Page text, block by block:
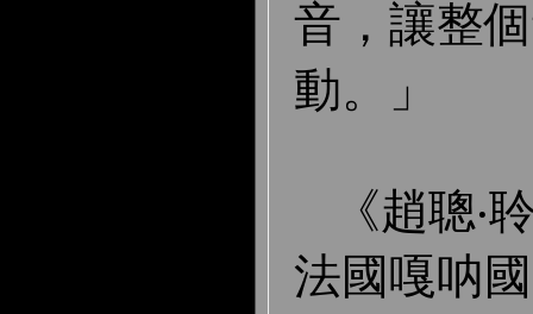
音，讓整
動。」
《趙聰‧
法國嘎呐